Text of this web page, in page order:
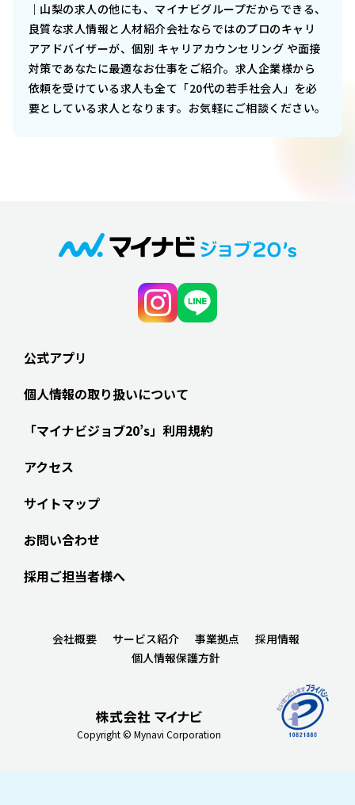
｜山梨の求人の他にも、マイナビグループだからできる、
良質な求人情報と人材紹介会社ならではのプロのキャリ
アアドバイザーが、個別 キャリアカウンセリング や面接
対策であなたに最適なお仕事をご紹介。求人企業様から
依頼を受けている求人も全て「20代の若手社会人」を必
要としている求人となります。お気軽にご相談ください。
公式アプリ
個人情報の取り扱いについて
「マイナビジョブ20’s」利用規約
アクセス
サイトマップ
お問い合わせ
採用ご担当者様へ
Copyright © Mynavi Corporation
会社概要 サービス紹介 事業拠点
採用情報
個人情報保護方針